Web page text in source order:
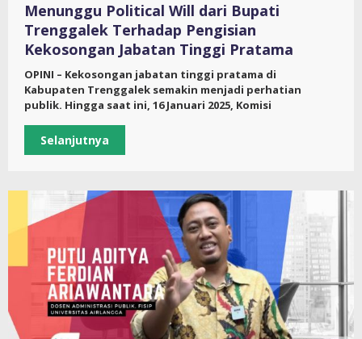
Menunggu Political Will dari Bupati
Trenggalek Terhadap Pengisian
Kekosongan Jabatan Tinggi Pratama
OPINI – Kekosongan jabatan tinggi pratama di
Kabupaten Trenggalek semakin menjadi perhatian
publik. Hingga saat ini, 16 Januari 2025, Komisi
Selanjutnya